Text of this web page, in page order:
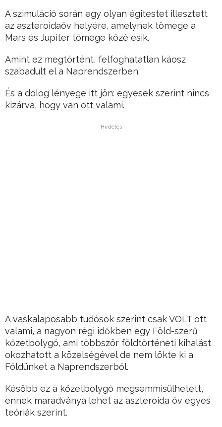
A szimuláció során egy olyan égitestet illesztett
az aszteroidaöv helyére, amelynek tömege a
Mars és Jupiter tömege közé esik.
Amint ez megtörtént, felfoghatatlan káosz
szabadult el a Naprendszerben.
És a dolog lényege itt jön: egyesek szerint nincs
kizárva, hogy van ott valami.
Hirdetés
A vaskalaposabb tudósok szerint csak VOLT ott
valami, a nagyon régi időkben egy Föld-szerű
kőzetbolygó, ami többször földtörténeti kihalást
okozhatott a közelségével de nem lökte ki a
Földünket a Naprendszerből.
Később ez a kőzetbolygó megsemmisülhetett,
ennek maradványa lehet az aszteroida öv egyes
teóriák szerint.